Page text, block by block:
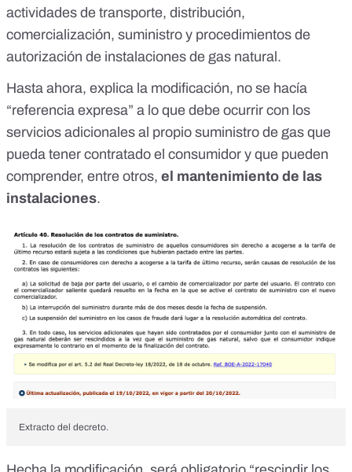
actividades de transporte, distribución,
comercialización, suministro y procedimientos de
autorización de instalaciones de gas natural.
Hasta ahora, explica la modificación, no se hacía
“referencia expresa” a lo que debe ocurrir con los
servicios adicionales al propio suministro de gas que
pueda tener contratado el consumidor y que pueden
comprender, entre otros, el mantenimiento de las
instalaciones.
Extracto del decreto.